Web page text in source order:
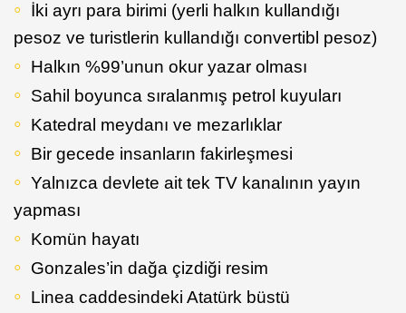
İki ayrı para birimi (yerli halkın kullandığı
pesoz ve turistlerin kullandığı convertibl pesoz)
Halkın %99’unun okur yazar olması
Sahil boyunca sıralanmış petrol kuyuları
Katedral meydanı ve mezarlıklar
Bir gecede insanların fakirleşmesi
Yalnızca devlete ait tek TV kanalının yayın
yapması
Komün hayatı
Gonzales’in dağa çizdiği resim
Linea caddesindeki Atatürk büstü